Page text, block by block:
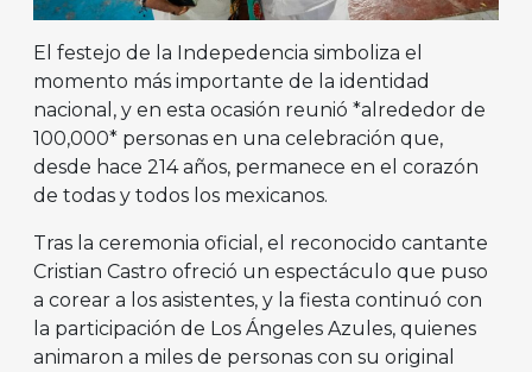
El festejo de la Indepedencia simboliza el
momento más importante de la identidad
nacional, y en esta ocasión reunió *alrededor de
100,000* personas en una celebración que,
desde hace 214 años, permanece en el corazón
de todas y todos los mexicanos.
Tras la ceremonia oficial, el reconocido cantante
Cristian Castro ofreció un espectáculo que puso
a corear a los asistentes, y la fiesta continuó con
la participación de Los Ángeles Azules, quienes
animaron a miles de personas con su original